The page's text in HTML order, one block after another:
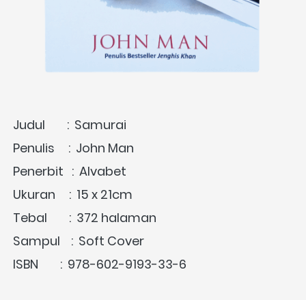
Judul        :  Samurai
Penulis     :  John Man
Penerbit   :  Alvabet
Ukuran     : 15 x 21cm
Tebal        :  372 halaman
Sampul    :  Soft Cover
ISBN        :  978-602-9193-33-6